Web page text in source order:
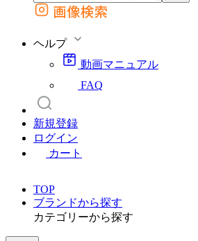
外部サイトの商品をカートに追加
画像検索
ヘルプ
動画マニュアル
FAQ
新規登録
ログイン
カート
TOP
ブランドから探す
カテゴリーから探す